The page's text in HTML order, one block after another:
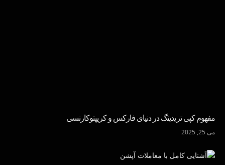
مفهوم کپی تریدینگ در دنیای فارکس و کریپتوکارنسی
می 25, 2025